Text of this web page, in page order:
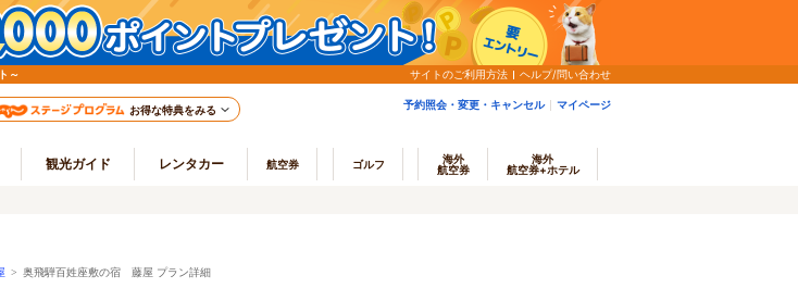
～ サイトのご利用方法 ヘルプ/問い合わせ
お得な特典をみる 予約照会・変更・キャンセル マイページ
観光ガイド レンタカー 航空券 ゴルフ
海外
航空券
海外
航空券+ホテル
> 奥飛騨百姓座敷の宿 藤屋 プラン詳細